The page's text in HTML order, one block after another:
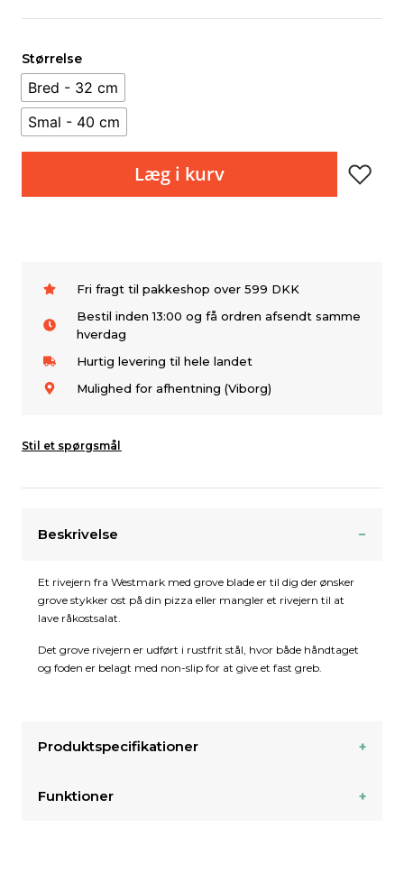
Størrelse
Bred - 32 cm
Smal - 40 cm
Læg i kurv
Fri fragt til pakkeshop over 599 DKK
Bestil inden 13:00 og få ordren afsendt samme
hverdag
Hurtig levering til hele landet
Mulighed for afhentning (Viborg)
Stil et spørgsmål
Beskrivelse
Et rivejern fra Westmark med grove blade er til dig der ønsker
grove stykker ost på din pizza eller mangler et rivejern til at
lave råkostsalat.
Det grove rivejern er udført i rustfrit stål, hvor både håndtaget
og foden er belagt med non-slip for at give et fast greb.
Produktspecifikationer
Funktioner